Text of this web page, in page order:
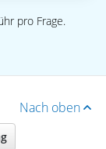
pro Frage.
Nach oben